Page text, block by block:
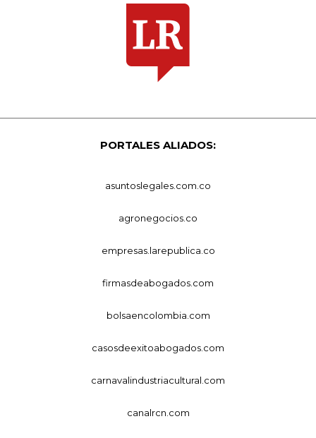
PORTALES ALIADOS:
asuntoslegales.com.co
agronegocios.co
empresas.larepublica.co
firmasdeabogados.com
bolsaencolombia.com
casosdeexitoabogados.com
carnavalindustriacultural.com
canalrcn.com